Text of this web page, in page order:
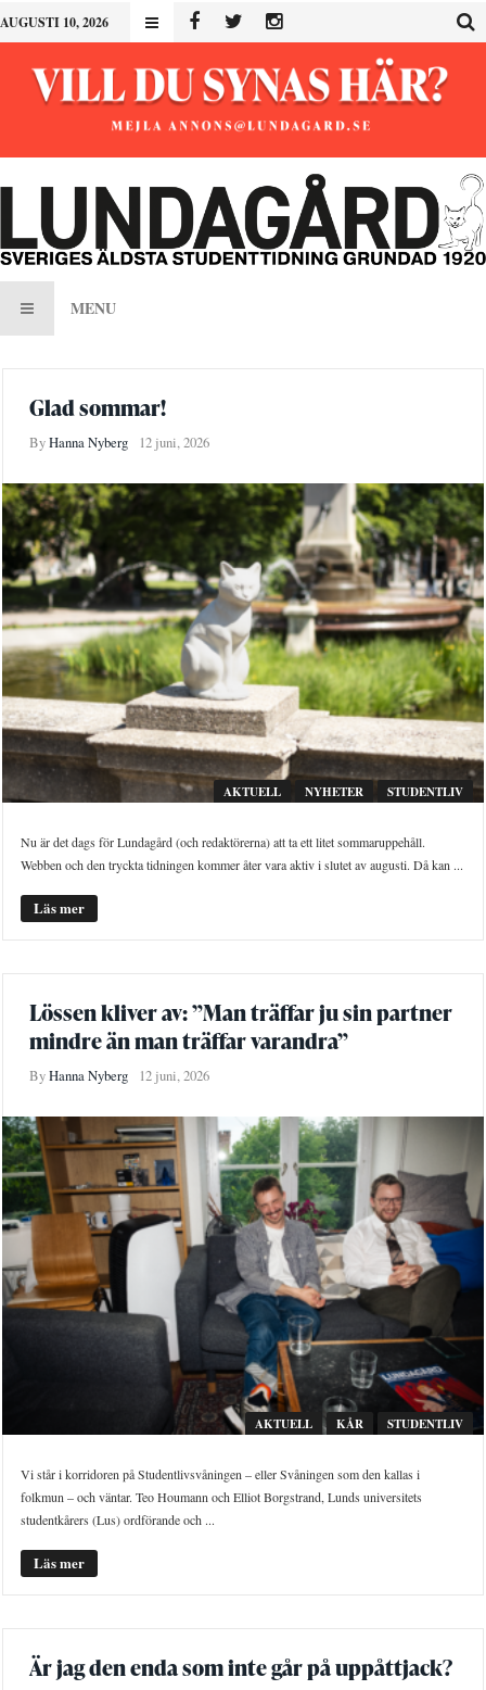
AUGUSTI 10, 2026
MENU
Glad sommar!
ByHanna Nyberg 12 juni, 2026
AKTUELL NYHETER STUDENTLIV
Nu är det dags för Lundagård (och redaktörerna) att ta ett litet sommaruppehåll.
Webben och den tryckta tidningen kommer åter vara aktiv i slutet av augusti. Då kan ...
Läs mer
Lössen kliver av: ”Man träffar ju sin partner
mindre än man träffar varandra”
ByHanna Nyberg 12 juni, 2026
AKTUELL KÅR STUDENTLIV
Vi står i korridoren på Studentlivsvåningen – eller Svåningen som den kallas i
folkmun – och väntar. Teo Houmann och Elliot Borgstrand, Lunds universitets
studentkårers (Lus) ordförande och ...
Läs mer
Är jag den enda som inte går på uppåttjack?